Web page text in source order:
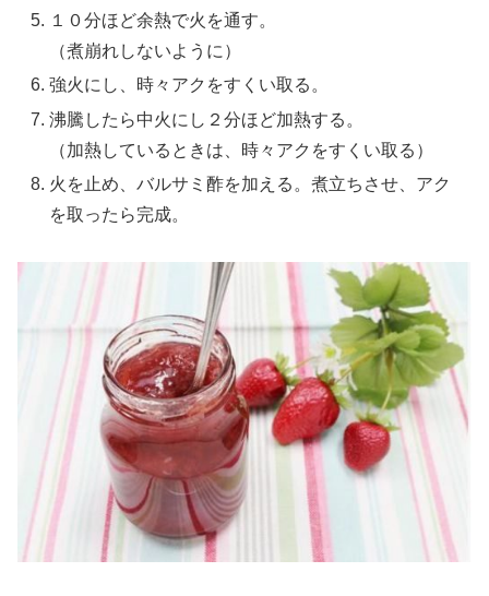
１０分ほど余熱で火を通す。
（煮崩れしないように）
強火にし、時々アクをすくい取る。
沸騰したら中火にし２分ほど加熱する。
（加熱しているときは、時々アクをすくい取る）
火を止め、バルサミ酢を加える。煮立ちさせ、アク
を取ったら完成。